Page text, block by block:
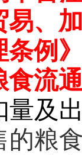
易、
条例
食流
量及
的粮